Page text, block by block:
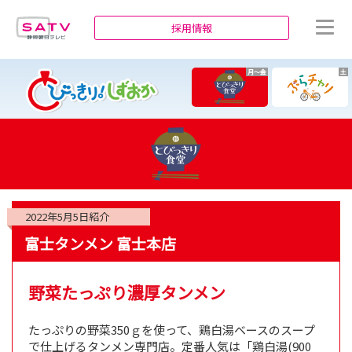
採用情報
月～金 土
2022年5月5日紹介
富士タンメン 富士本店
野菜たっぷり濃厚タンメン
たっぷりの野菜350ｇを使って、鶏白湯ベースのスープ
で仕上げるタンメン専門店。定番人気は「鶏白湯(900